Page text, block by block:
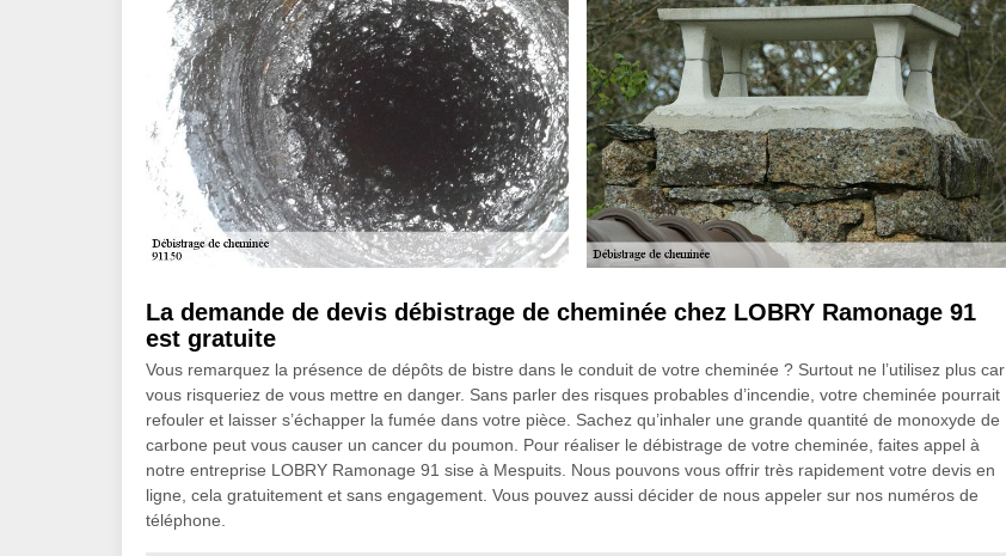
La demande de devis débistrage de cheminée chez LOBRY Ramonage 91
est gratuite
Vous remarquez la présence de dépôts de bistre dans le conduit de votre cheminée ? Surtout ne l’utilisez plus car
vous risqueriez de vous mettre en danger. Sans parler des risques probables d’incendie, votre cheminée pourrait
refouler et laisser s’échapper la fumée dans votre pièce. Sachez qu’inhaler une grande quantité de monoxyde de
carbone peut vous causer un cancer du poumon. Pour réaliser le débistrage de votre cheminée, faites appel à
notre entreprise LOBRY Ramonage 91 sise à Mespuits. Nous pouvons vous offrir très rapidement votre devis en
ligne, cela gratuitement et sans engagement. Vous pouvez aussi décider de nous appeler sur nos numéros de
téléphone.